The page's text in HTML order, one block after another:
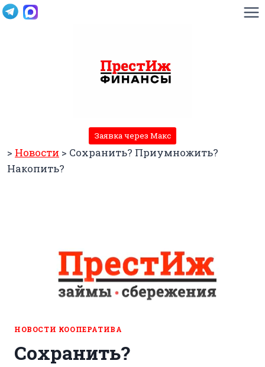
Перейти
Заявка через Макс
> Новости > Сохранить? Приумножить?
Накопить?
НОВОСТИ КООПЕРАТИВА
Сохранить?